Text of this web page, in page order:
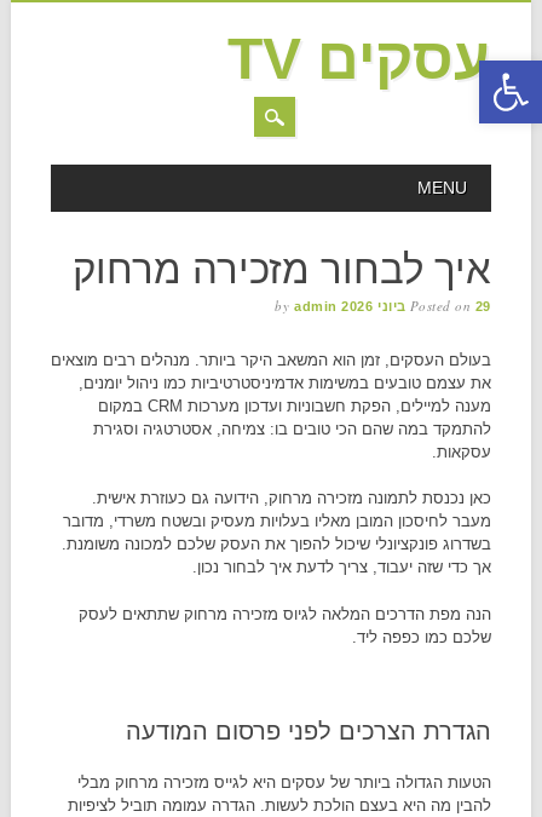
פתח סרגל נגישות
עסקים TV
MAIN MENU
MENU
איך לבחור מזכירה מרחוק
Posted on 29 ביוני 2026 byadmin
בעולם העסקים, זמן הוא המשאב היקר ביותר. מנהלים רבים מוצאים
את עצמם טובעים במשימות אדמיניסטרטיביות כמו ניהול יומנים,
מענה למיילים, הפקת חשבוניות ועדכון מערכות CRM במקום
להתמקד במה שהם הכי טובים בו: צמיחה, אסטרטגיה וסגירת
עסקאות.
כאן נכנסת לתמונה מזכירה מרחוק, הידועה גם כעוזרת אישית.
מעבר לחיסכון המובן מאליו בעלויות מעסיק ובשטח משרדי, מדובר
בשדרוג פונקציונלי שיכול להפוך את העסק שלכם למכונה משומנת.
אך כדי שזה יעבוד, צריך לדעת איך לבחור נכון.
הנה מפת הדרכים המלאה לגיוס מזכירה מרחוק שתתאים לעסק
שלכם כמו כפפה ליד.
הגדרת הצרכים לפני פרסום המודעה
הטעות הגדולה ביותר של עסקים היא לגייס מזכירה מרחוק מבלי
להבין מה היא בעצם הולכת לעשות. הגדרה עמומה תוביל לציפיות